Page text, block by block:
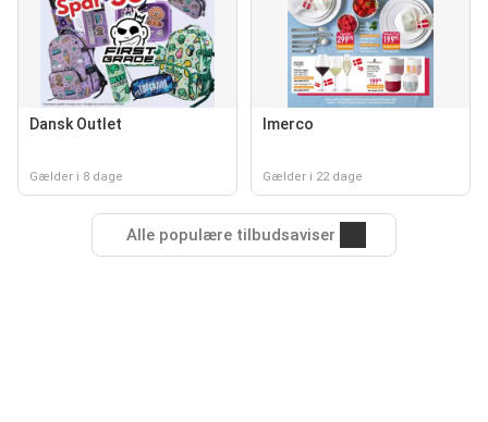
Dansk Outlet
Gælder i 8 dage
Imerco
Gælder i 22 dage
Alle populære tilbudsaviser